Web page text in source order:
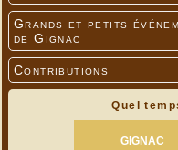
Grands et petits
de Gignac
Contributions
Quel